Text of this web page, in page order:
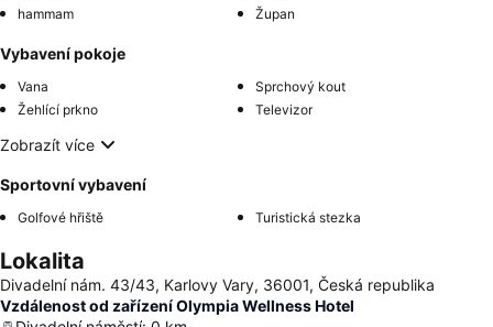
hammam
Župan
Vybavení pokoje
Vana
Sprchový kout
Žehlící prkno
Televizor
Zobrazít více
Sportovní vybavení
Golfové hřiště Turistická stezka
Lokalita
Divadelní nám. 43/43, Karlovy Vary, 36001, Česká republika
Vzdálenost od zařízení Olympia Wellness Hotel